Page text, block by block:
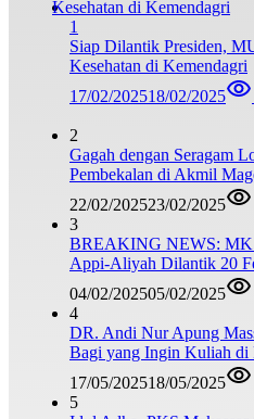
1
Siap Dilantik Presiden,
Kesehatan di Kemendagri
17/02/202518/02/2025
2
Gagah dengan Seragam
Pembekalan di Akmil
22/02/202523/02/2025
3
BREAKING NEWS: MK
Appi-Aliyah Dilantik 20
04/02/202505/02/2025
4
DR. Andi Nur Apung
Bagi yang Ingin Kuliah di
17/05/202518/05/2025
5